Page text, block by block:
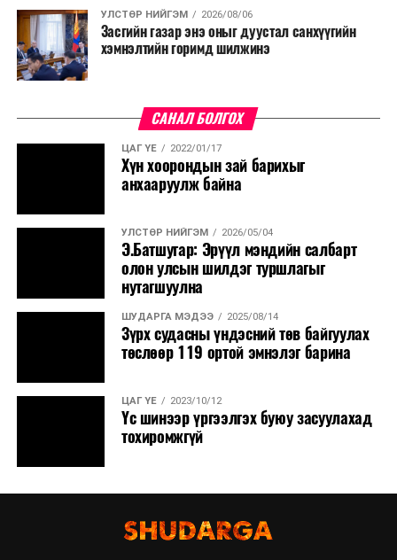
УЛСТӨР НИЙГЭМ 2026/08/06
Засгийн газар энэ оныг дуустал санхүүгийн
хэмнэлтийн горимд шилжинэ
САНАЛ БОЛГОХ
ЦАГ ҮЕ 2022/01/17
Хүн хоорондын зай барихыг
анхааруулж байна
УЛСТӨР НИЙГЭМ 2026/05/04
Э.Батшугар: Эрүүл мэндийн салбарт
олон улсын шилдэг туршлагыг
нутагшуулна
ШУДАРГА МЭДЭЭ 2025/08/14
Зүрх судасны үндэсний төв байгуулах
төслөөр 119 ортой эмнэлэг барина
ЦАГ ҮЕ 2023/10/12
Үс шинээр үргээлгэх буюу засуулахад
тохиромжгүй